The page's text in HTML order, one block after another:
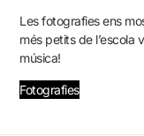
Les fotografies ens
més petits de l’escola
música!
Fotografies